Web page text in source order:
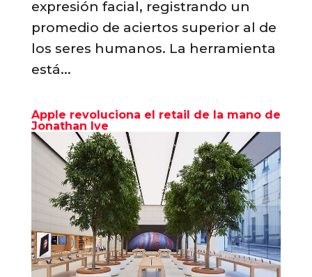
expresión facial, registrando un
promedio de aciertos superior al de
los seres humanos. La herramienta
está...
Apple revoluciona el retail de la mano de
Jonathan Ive